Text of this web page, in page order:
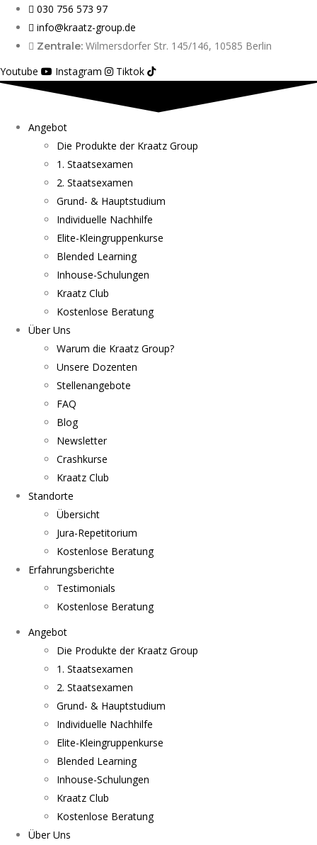
030 756 573 97
info@kraatz-group.de
Zentrale: Wilmersdorfer Str. 145/146, 10585 Berlin
Youtube
Instagram Tiktok
Angebot
Die Produkte der Kraatz Group
1. Staatsexamen
2. Staatsexamen
Grund- & Hauptstudium
Individuelle Nachhilfe
Elite-Kleingruppenkurse
Blended Learning
Inhouse-Schulungen
Kraatz Club
Kostenlose Beratung
Über Uns
Warum die Kraatz Group?
Unsere Dozenten
Stellenangebote
FAQ
Blog
Newsletter
Crashkurse
Kraatz Club
Standorte
Übersicht
Jura-Repetitorium
Kostenlose Beratung
Erfahrungsberichte
Testimonials
Kostenlose Beratung
Angebot
Die Produkte der Kraatz Group
1. Staatsexamen
2. Staatsexamen
Grund- & Hauptstudium
Individuelle Nachhilfe
Elite-Kleingruppenkurse
Blended Learning
Inhouse-Schulungen
Kraatz Club
Kostenlose Beratung
Über Uns